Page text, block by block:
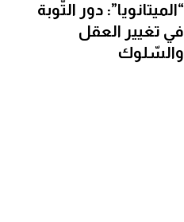
“الميتانويا”: دور التّوبة
في تغيير العقل
والسّلوك